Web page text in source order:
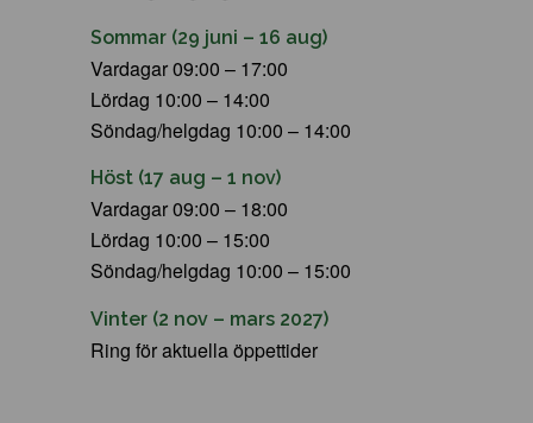
Sommar (29 juni – 16 aug)
Vardagar 09:00 – 17:00
Lördag 10:00 – 14:00
Söndag/helgdag 10:00 – 14:00
Höst (17 aug – 1 nov)
Vardagar 09:00 – 18:00
Lördag 10:00 – 15:00
Söndag/helgdag 10:00 – 15:00
Vinter (2 nov – mars 2027)
Ring för aktuella öppettider